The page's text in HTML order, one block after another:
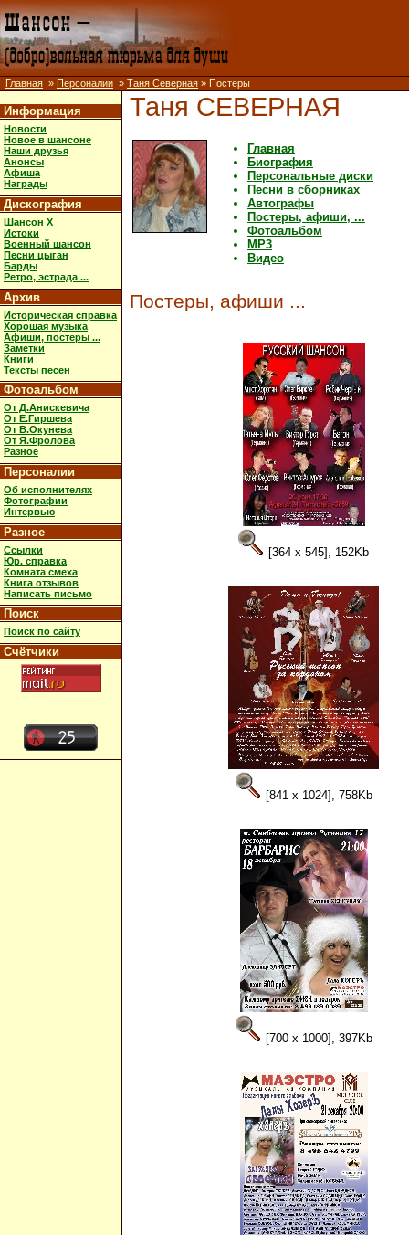
Главная » Персоналии » Таня Северная » Постеры
Информация
Новости
Новое в шансоне
Наши друзья
Анонсы
Афиша
Награды
Дискография
Шансон X
Истоки
Военный шансон
Песни цыган
Барды
Ретро, эстрада ...
Архив
Историческая справка
Хорошая музыка
Афиши, постеры ...
Заметки
Книги
Тексты песен
Фотоальбом
От Д.Анискевича
От Е.Гиршева
От В.Окунева
От Я.Фролова
Разное
Персоналии
Об исполнителях
Фотографии
Интервью
Разное
Ссылки
Юр. справка
Комната смеха
Книга отзывов
Написать письмо
Поиск
Поиск по сайту
Счётчики
Таня СЕВЕРНАЯ
Главная
Биография
Персональные диски
Песни в сборниках
Автографы
Постеры, афиши, ...
Фотоальбом
MP3
Видео
Постеры, афиши ...
[364 x 545], 152Kb
[841 x 1024], 758Kb
[700 x 1000], 397Kb